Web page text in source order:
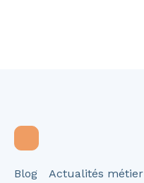
Blog
Actualités métier